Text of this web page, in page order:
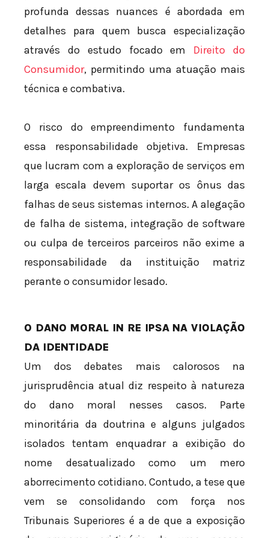
profunda dessas nuances é abordada em
detalhes para quem busca especialização
através do estudo focado em Direito do
Consumidor, permitindo uma atuação mais
técnica e combativa.
O risco do empreendimento fundamenta
essa responsabilidade objetiva. Empresas
que lucram com a exploração de serviços em
larga escala devem suportar os ônus das
falhas de seus sistemas internos. A alegação
de falha de sistema, integração de software
ou culpa de terceiros parceiros não exime a
responsabilidade da instituição matriz
perante o consumidor lesado.
O DANO MORAL IN RE IPSA NA VIOLAÇÃO
DA IDENTIDADE
Um dos debates mais calorosos na
jurisprudência atual diz respeito à natureza
do dano moral nesses casos. Parte
minoritária da doutrina e alguns julgados
isolados tentam enquadrar a exibição do
nome desatualizado como um mero
aborrecimento cotidiano. Contudo, a tese que
vem se consolidando com força nos
Tribunais Superiores é a de que a exposição